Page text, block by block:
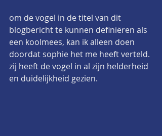
om de vogel in de titel van dit
blogbericht te kunnen definiëren als
een koolmees, kan ik alleen doen
doordat sophie het me heeft verteld.
zij heeft de vogel in al zijn helderheid
en duidelijkheid gezien.